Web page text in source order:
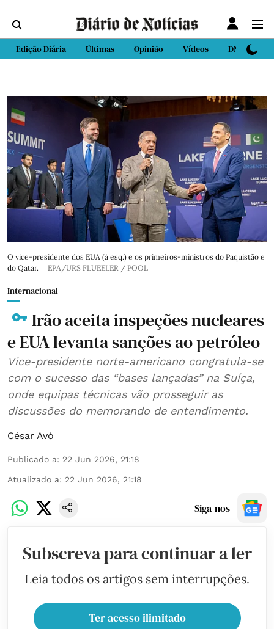
Edição Diária Últimas Opinião Vídeos DN Sport
O vice-presidente dos EUA (à esq.) e os primeiros-ministros do Paquistão e
do Qatar.
EPA/URS FLUEELER / POOL
Internacional
Irão aceita inspeções nucleares
e EUA levanta sanções ao petróleo
Vice-presidente norte-americano congratula-se
com o sucesso das “bases lançadas” na Suíça,
onde equipas técnicas vão prosseguir as
discussões do memorando de entendimento.
César Avó
Publicado a: 22 Jun 2026, 21:18
Atualizado a: 22 Jun 2026, 21:18
Siga-nos
Subscreva para continuar a ler
Leia todos os artigos sem interrupções.
Ter acesso ilimitado